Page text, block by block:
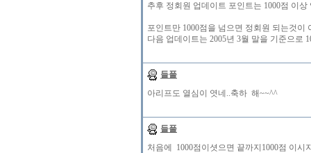
추후 정회원 업데이트 포인트는 1000점 이상
포인트만 1000점을 넘으면 정회원 되는것
다음 업데이트는 2005년 3월 말을 기준으로
들풀
아리프도 열심이 엿네..축하 해~~^^
들풀
처음에 1000점이셧으면 끝까지1000점 이시